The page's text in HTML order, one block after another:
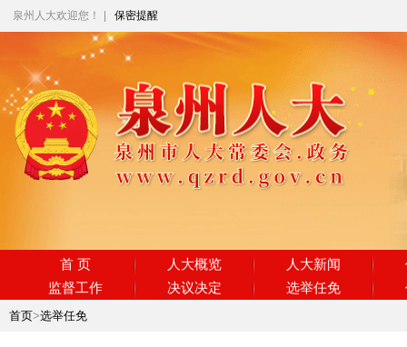
泉州人大欢迎您！ 保密提醒
首 页 人大概览 人大新闻
监督工作
决议决定 选举任免
首页>选举任免